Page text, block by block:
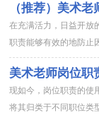
（推荐）美术
在充满活力，日益开放
职责能够有效的地防止
作推脱、责任推卸等现
美术老师岗位职
现如今，岗位职责的使
将其归类于不同职位类